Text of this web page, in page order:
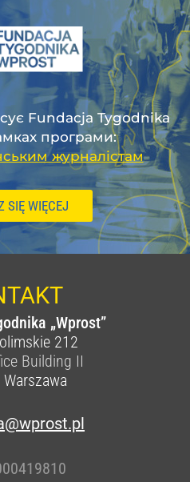
Fundacja Tygodnika
програми:
журналістам
SIĘ WIĘCEJ
„Wprost”
212
Building II
Warszawa